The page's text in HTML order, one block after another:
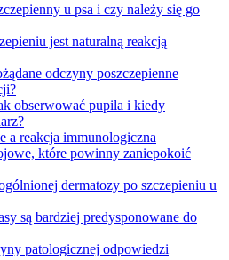
u psa i czy należy się go
jest naturalną reakcją
odczyny poszczepienne
obserwować pupila i kiedy
a reakcja immunologiczna
które powinny zaniepokoić
dermatozy po szczepieniu u
są bardziej predysponowane do
patologicznej odpowiedzi